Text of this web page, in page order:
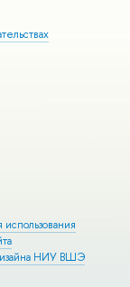
использования
НИУ ВШЭ